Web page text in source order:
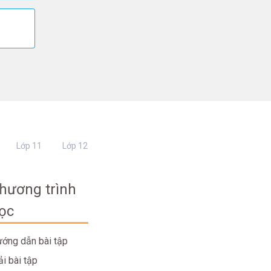
Lớp 11 Lớp 12
trình
dẫn bài tập
bài tập